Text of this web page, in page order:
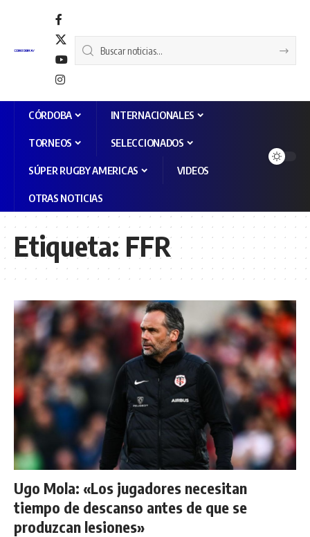
CÓRDOBA INTERNACIONALES
TORNEOS SELECCIONADOS
SÚPER RUGBY AMERICAS VIDEOS
OTRAS NOTICIAS
Etiqueta: FFR
Ugo Mola: «Los jugadores necesitan
tiempo de descanso antes de que se
produzcan lesiones»